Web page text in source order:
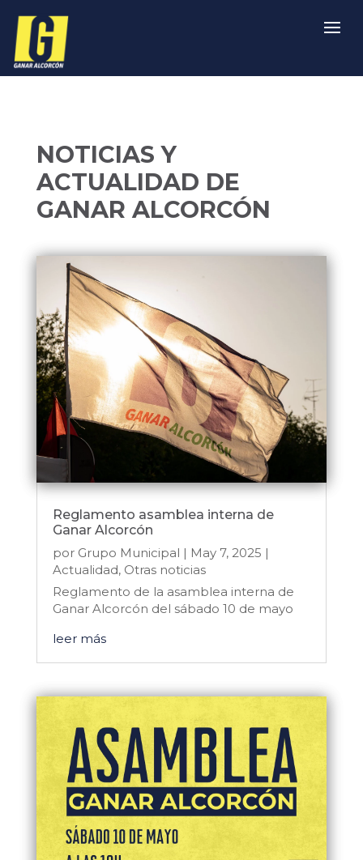
NOTICIAS Y
ACTUALIDAD DE
GANAR ALCORCÓN
Reglamento asamblea interna de
Ganar Alcorcón
por Grupo Municipal | May 7, 2025 |
Actualidad, Otras noticias
Reglamento de la asamblea interna de
Ganar Alcorcón del sábado 10 de mayo
leer más